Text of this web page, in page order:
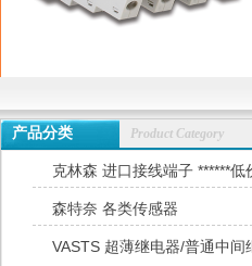
产品分类 Product Category
克林森 进口接线端子 ******低
森特奈 各类传感器
VASTS 超薄继电器/普通中间